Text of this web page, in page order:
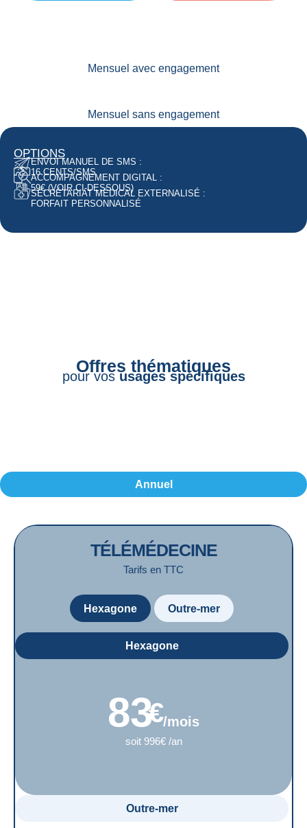
Mensuel avec engagement
Mensuel sans engagement
OPTIONS
ENVOI MANUEL DE SMS :
16 CENTS/SMS
ACCOMPAGNEMENT DIGITAL :
59€ (VOIR CI-DESSOUS)
SECRÉTARIAT MÉDICAL EXTERNALISÉ :
FORFAIT PERSONNALISÉ
Offres thématiques
pour vosusages spécifiques
Annuel
TÉLÉMÉDECINE
Tarifs en TTC
Hexagone Outre-mer
Hexagone
83€/mois
soit 996€ /an
Outre-mer